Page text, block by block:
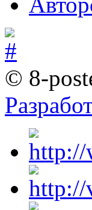
© 8-